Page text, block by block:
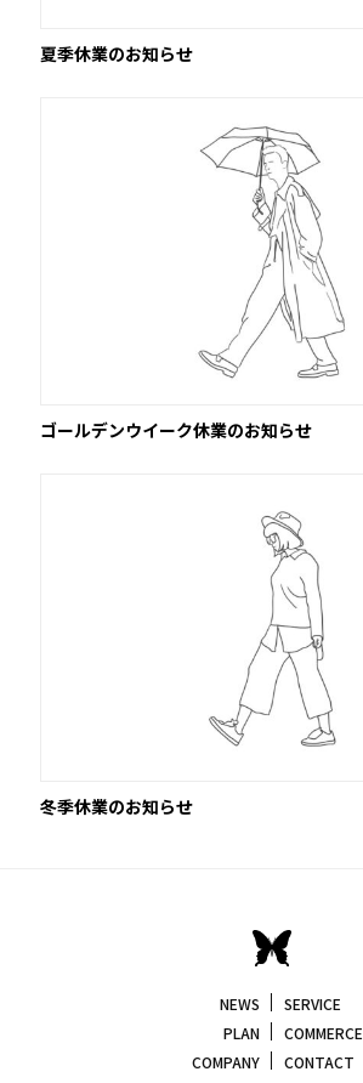
夏季休業のお知らせ
ゴールデンウイーク休業のお知らせ
冬季休業のお知らせ
NEWS
SERVICE
PLAN
COMMERCE
COMPANY
CONTACT